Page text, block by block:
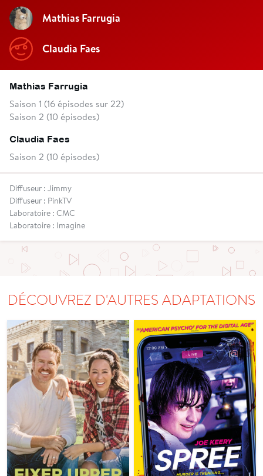
Mathias Farrugia
Claudia Faes
Mathias Farrugia
Saison 1 (16 épisodes sur 22)
Saison 2 (10 épisodes)
Claudia Faes
Saison 2 (10 épisodes)
Diffuseur : Jimmy
Diffuseur : PinkTV
Laboratoire : CMC
Laboratoire : Imagine
DÉCOUVREZ D'AUTRES ADAPTATIONS